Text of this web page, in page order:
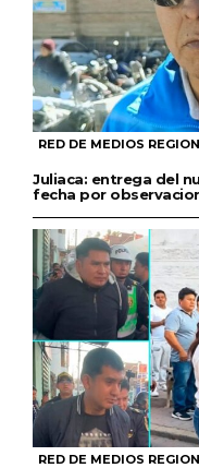
RED DE MEDIOS
Juliaca: entrega del
fecha por
RED DE MEDIOS